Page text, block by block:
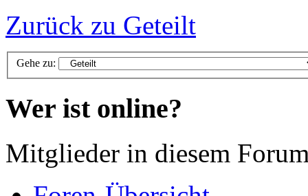
Zurück zu Geteilt
Gehe zu:
Wer ist online?
Mitglieder in diesem